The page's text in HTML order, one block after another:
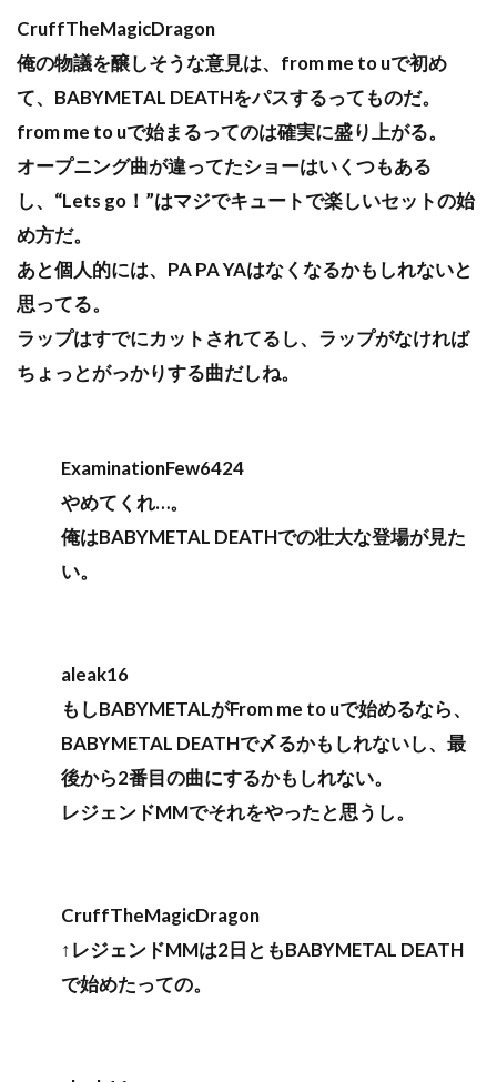
CruffTheMagicDragon
俺の物議を醸しそうな意見は、from me to uで初め
て、BABYMETAL DEATHをパスするってものだ。
from me to uで始まるってのは確実に盛り上がる。
オープニング曲が違ってたショーはいくつもある
し、“Lets go！”はマジでキュートで楽しいセットの始
め方だ。
あと個人的には、PA PA YAはなくなるかもしれないと
思ってる。
ラップはすでにカットされてるし、ラップがなければ
ちょっとがっかりする曲だしね。
ExaminationFew6424
やめてくれ…。
俺はBABYMETAL DEATHでの壮大な登場が見た
い。
aleak16
もしBABYMETALがFrom me to uで始めるなら、
BABYMETAL DEATHで〆るかもしれないし、最
後から2番目の曲にするかもしれない。
レジェンドMMでそれをやったと思うし。
CruffTheMagicDragon
↑レジェンドMMは2日ともBABYMETAL DEATH
で始めたっての。